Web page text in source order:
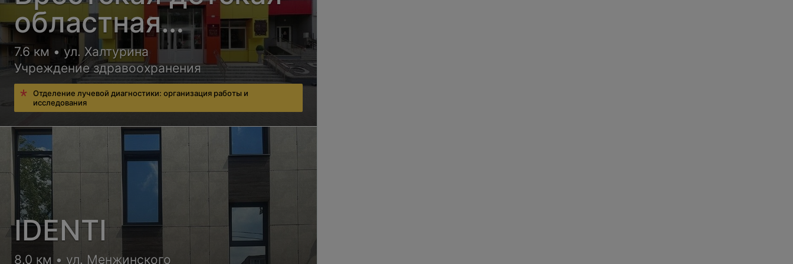
областная
больница
7.6 км • ул. Халтурина
Учреждение здравоохранения
Отделение лучевой диагностики: организация работы и
исследования
IDENTI
8.0 км • ул. Менжинского